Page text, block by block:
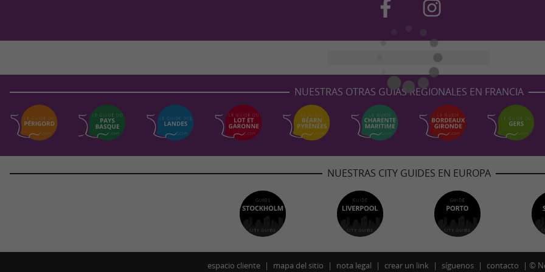
NUESTRAS OTRAS GUÍAS REGIONALES EN FRANCIA
NUESTRAS CITY GUIDES EN EUROPA
espacio cliente mapa del sitio nota legal crear un link síguenos contacto ©